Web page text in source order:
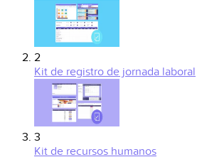
2
Kit de registro de jornada laboral
3
Kit de recursos humanos